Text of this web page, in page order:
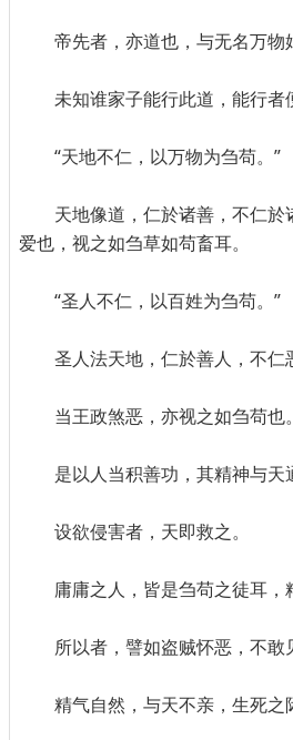
帝先者，亦道也，与无名万物
未知谁家子能行此道，能行者
“天地不仁，以万物为刍苟。”
天地像道，仁於诸善，不仁
爱也，视之如刍草如苟畜耳。
“圣人不仁，以百姓为刍苟。”
圣人法天地，仁於善人，不仁
当王政煞恶，亦视之如刍苟也。
是以人当积善功，其精神与天
设欲侵害者，天即救之。
庸庸之人，皆是刍苟之徒耳，
所以者，譬如盗贼怀恶，不敢
精气自然，与天不亲，生死之